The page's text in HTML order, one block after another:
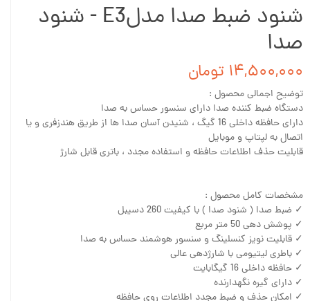
شنود ضبط صدا مدلE3 - شنود
صدا
۱۴,۵۰۰,۰۰۰ تومان
توضیح اجمالی محصول :
دستگاه ضبط کننده صدا دارای سنسور حساس به صدا
دارای حافظه داخلی 16 گیگ ، شنیدن آسان صدا ها از طریق هندزفری و یا
اتصال به لپتاپ و موبایل
قابلیت حذف اطلاعات حافظه و استفاده مجدد ، باتری قابل شارژ
مشخصات کامل محصول :
✓ ضبط صدا ( شنود صدا ) با کیفیت 260 دسیبل
✓ پوشش دهی 50 متر مربع
✓ قابلیت نویز کنسلینگ و سنسور هوشمند حساس به صدا
✓ باطری لیتیومی با شارژدهی عالی
✓ حافظه داخلی 16 گیگابایت
✓ دارای گیره نگهدارنده
✓ امکان حذف و ضبط مجدد اطلاعات روی حافظه